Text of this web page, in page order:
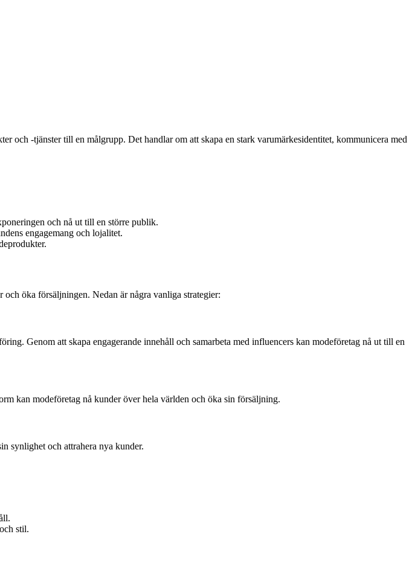
och -tjänster till en målgrupp. Det handlar om att skapa en stark varumärkesidentitet, kommunicera med
och nå ut till en större publik.
engagemang och lojalitet.
öka försäljningen. Nedan är några vanliga strategier:
Genom att skapa engagerande innehåll och samarbeta med influencers kan modeföretag nå ut till en
kan modeföretag nå kunder över hela världen och öka sin försäljning.
synlighet och attrahera nya kunder.
stil.